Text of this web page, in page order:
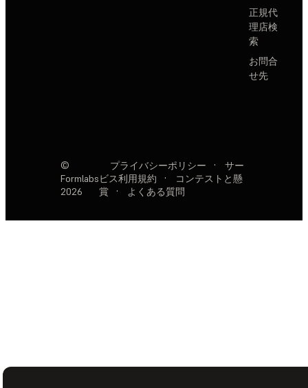
正規代
理店検
索
お問合
せ先
©
Formlabs
2026
プライバシーポリシー ·
サー
ビス利用規約
·
コンテストと懸
賞
· よくある質問